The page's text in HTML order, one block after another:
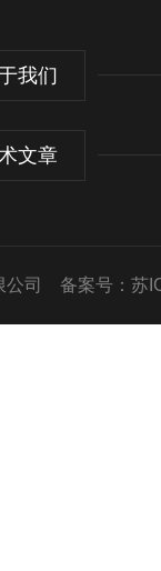
我们
文章
司 备案号：苏